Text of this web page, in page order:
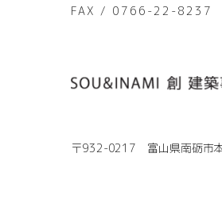
FAX / 0766-22-8237
〒932-0217 富山県南砺市